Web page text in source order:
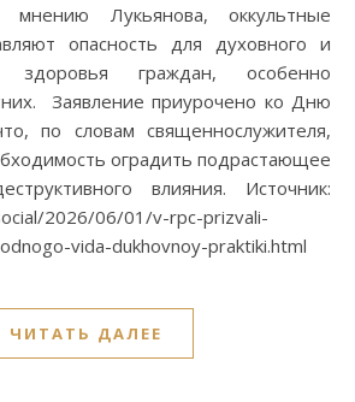
Лукьянова, оккультные
опасность для духовного и
здоровья граждан, особенно
Заявление приурочено ко Дню
по словам священнослужителя,
оградить подрастающее
влияния. Источник:
2026/06/01/v-rpc-prizvali-
vida-dukhovnoy-praktiki.html
ЧИТАТЬ ДАЛЕЕ